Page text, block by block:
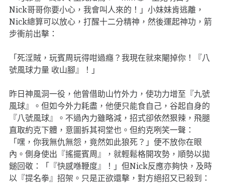
Nick哥哥你要小心，我會叫人來的！」小妹妹肯逃離，
Nick總算可以放心，打醒十二分精神，然後運起神功，箭
步衝前出擊：
「死淫賊，玩賓周玩得咁過癮？我現在就來閹掉你！『八
號風球力量 收山腳』！」
昨日神風洞一役，他曾借助山竹外力，使功力增至『九號
風球』。但如今外力耗盡，他便只能食自己，谷起自身的
『八號風球』。不過內力雖略減，招式卻依然狠辣，飛腿
直取約克下體，意圖拆其祠堂也。但約克咧笑一聲：
「嘿，你我無仇無怨，竟然如此狼死？」便不放你在眼
內。側身使出『搖擺賓周』，就輕鬆格開攻勢，順勢以拋
鎚回敬：「『快感喺鞭度』！」但Nick反應亦夠快，及時
以『提名拳』招架。只是正欲還擊，對方絕招又已殺到：